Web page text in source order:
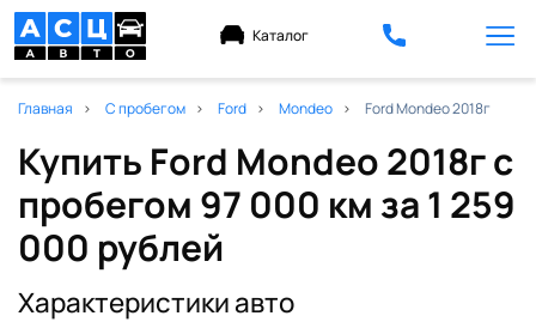
Каталог
Главная С пробегом Ford Mondeo Ford Mondeo 2018г
Купить Ford Mondeo 2018г с
пробегом 97 000 км за 1 259
000 рублей
Характеристики авто